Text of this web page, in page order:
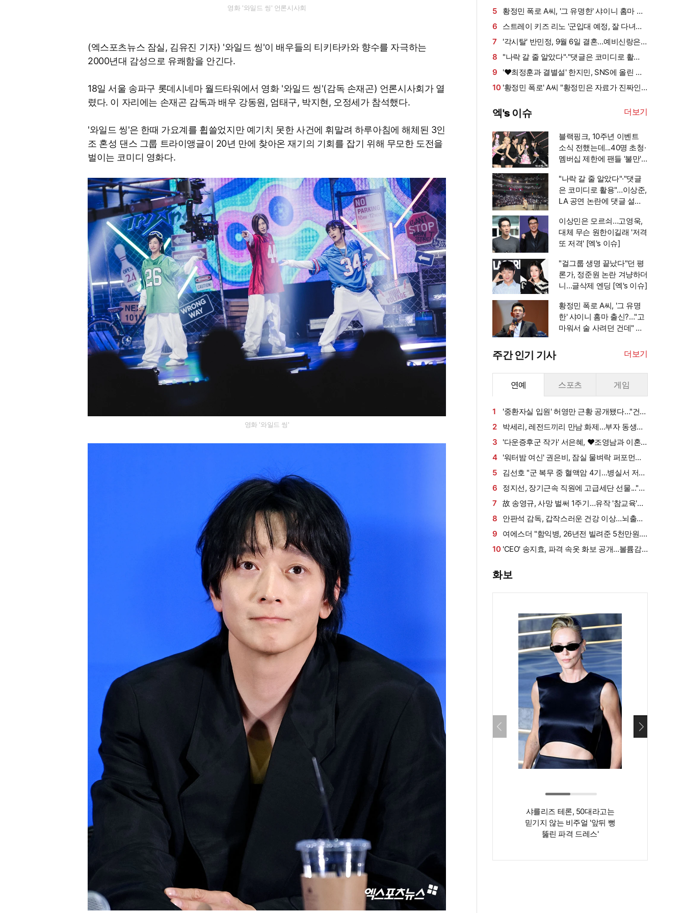
영화 '와일드 씽' 언론시사회
(엑스포츠뉴스 잠실, 김유진 기자) '와일드 씽'이 배우들의 티키타카와 향수를 자극하는
2000년대 감성으로 유쾌함을 안긴다.
18일 서울 송파구 롯데시네마 월드타워에서 영화 '와일드 씽'(감독 손재곤) 언론시사회가 열
렸다. 이 자리에는 손재곤 감독과 배우 강동원, 엄태구, 박지현, 오정세가 참석했다.
'와일드 씽'은 한때 가요계를 휩쓸었지만 예기치 못한 사건에 휘말려 하루아침에 해체된 3인
조 혼성 댄스 그룹 트라이앵글이 20년 만에 찾아온 재기의 기회를 잡기 위해 무모한 도전을
벌이는 코미디 영화다.
영화 '와일드 씽'
는 스토킹" 현직 변호사 해석 [엑's 이슈]
5
황정민 폭로 A씨, '그 유명한' 샤이니 홈마 출
신?…"고마워서 술 사려던 건데" 침묵 이유 있었
나 [엑's 이슈]
6
스트레이 키즈 리노 '군입대 예정, 잘 다녀올
게요~'[엑's HD포토]
7
'각시탈' 반민정, 9월 6일 결혼…예비신랑은
연상의 사업가 [공식]
8
"나락 갈 줄 알았다"·"댓글은 코미디로 활
용"…이상준, LA 공연 논란에 댓글 설전까지
[엑's 이슈]
9
'♥최정훈과 결별설' 한지민, SNS에 올린 근
황 보니
10 '황정민 폭로' A씨 "황정민은 자료가 진짜인
것" 주장
엑's 이슈 더보기
블랙핑크, 10주년 이벤트
소식 전했는데...40명 초청·
멤버십 제한에 팬들 '불만'
"나락 갈 줄 알았다"·"댓글
은 코미디로 활용"…이상준,
LA 공연 논란에 댓글 설전
이상민은 모르쇠…고영욱,
대체 무슨 원한이길래 '저격
또 저격' [엑's 이슈]
"걸그룹 생명 끝났다"던 평
론가, 정준원 논란 겨냥하더
니…글삭제 엔딩 [엑's 이슈]
황정민 폭로 A씨, '그 유명
한' 샤이니 홈마 출신?…"고
마워서 술 사려던 건데" 침
주간 인기 기사 더보기
연예 스포츠 게임
1
'중환자실 입원' 허영만 근황 공개됐다…"건강
회복 위해 노력 중" [엑's 이슈]
2
박세리, 레전드끼리 만남 화제…부자 동생에
게 밥 샀다가 '반전'
3
'다운증후군 작가' 서은혜, ♥조영남과 이혼
설 확산에 결국 입 열었다
4
'워터밤 여신' 권은비, 잠실 물벼락 퍼포먼스
'후끈'…두산 승리요정 등극
5
김선호 "군 복무 중 혈액암 4기…병실서 저만
살아남았다" (내 남은 연애)
6
정지선, 장기근속 직원에 고급세단 선물..."차
부담되면 명품백도 가능" (사당귀)[전일야화]
7
故 송영규, 사망 벌써 1주기…유작 '참교육'서
묵직한 존재감
8
안판석 감독, 갑작스러운 건강 이상…뇌출혈
로 쓰러져
9
여에스더 "함익병, 26년전 빌려준 5천만원...
그덕에 사업 시작" (동상이몽2)[종합]
10 'CEO' 송지효, 파격 속옷 화보 공개…볼륨감·
화보
샤를리즈 테론, 50대라고는
믿기지 않는 비주얼 '앞뒤 뻥
뚫린 파격 드레스'